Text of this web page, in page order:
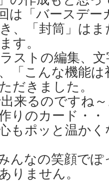
は「バースデ
、「封筒」は
す。
ストの編集、
「こんな機能
だきました。
来るのですね
りのカード・・
もポッと温か
んなの笑顔で
りません。